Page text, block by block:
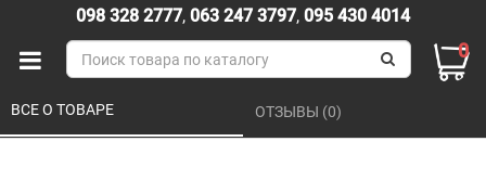
098 328 2777, 063 247 3797, 095 430 4014
0
ВСЕ О ТОВАРЕ ОТЗЫВЫ (0)